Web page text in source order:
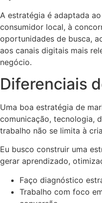
A estratégia é adaptada
consumidor local, à
oportunidades de busca,
aos canais digitais mais
negócio.
Diferenciais
Uma boa estratégia de
comunicação, tecnologia,
trabalho não se limita à
Eu busco construir uma
gerar aprendizado,
Faço diagnóstico
Trabalho com foco